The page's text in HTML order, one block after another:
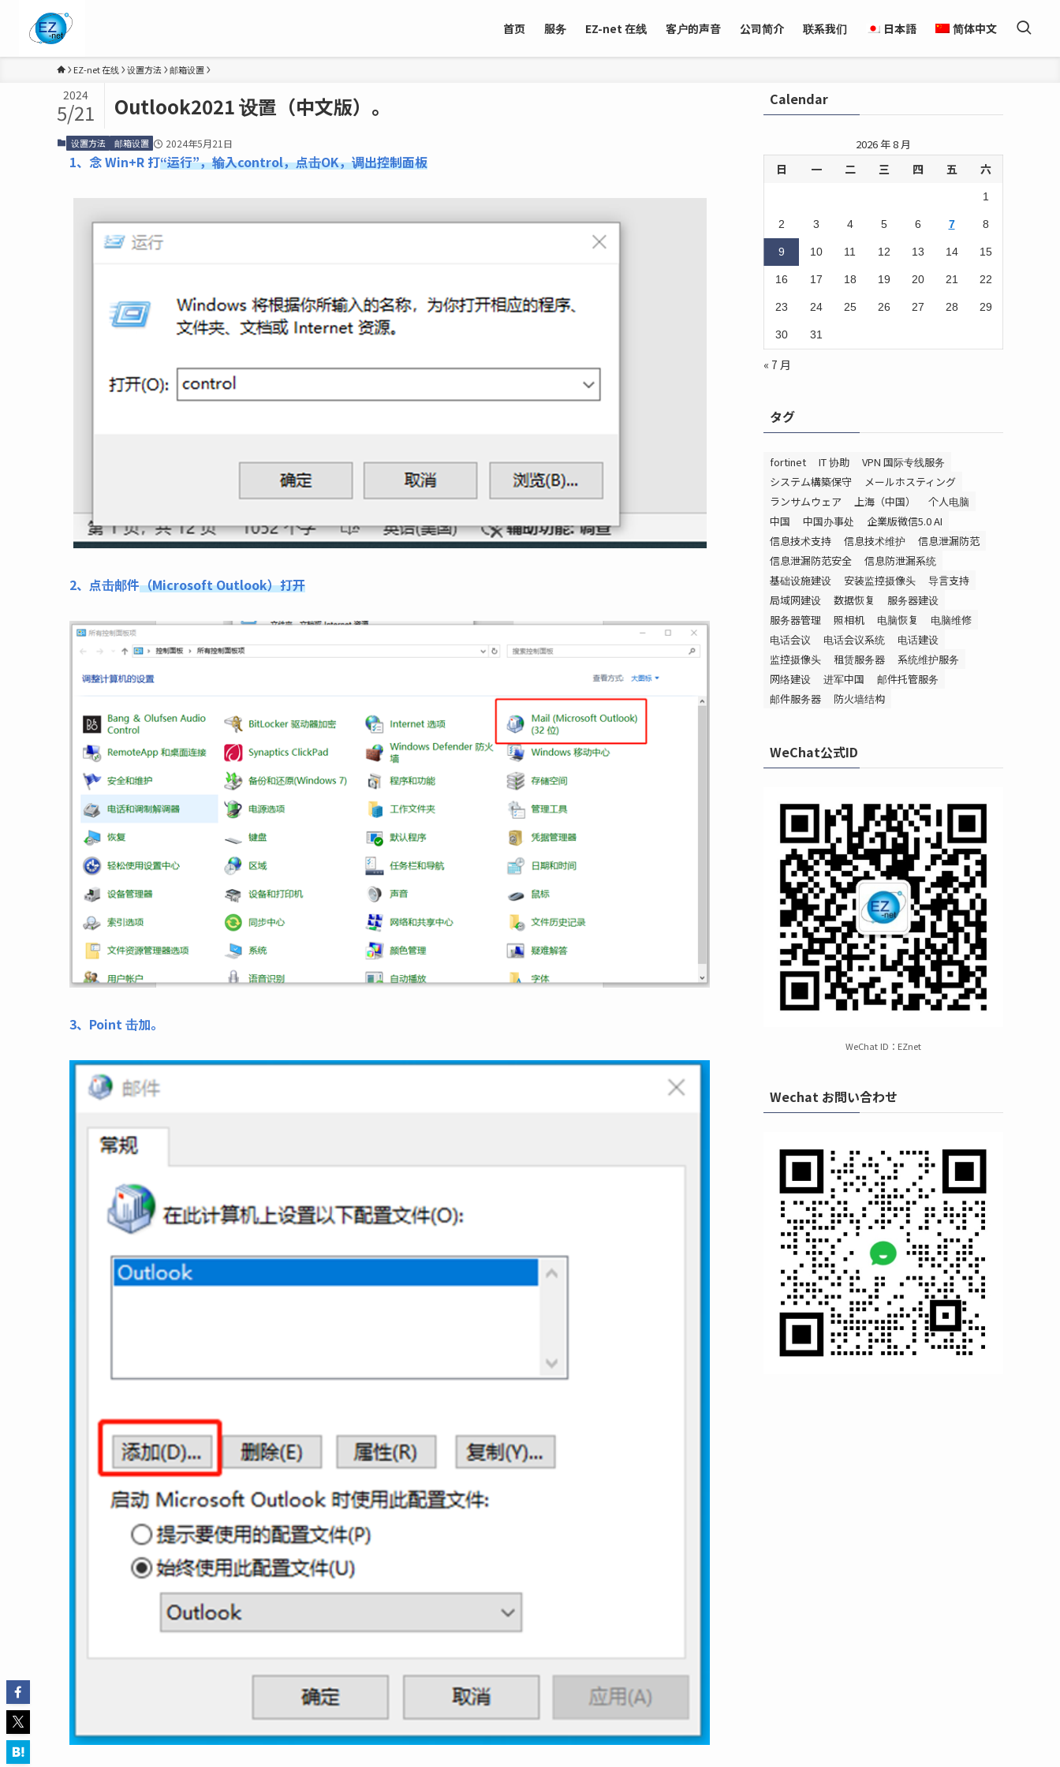
首页 服务 EZ-net 在线 客户的声音 公司简介 联系我们 日本語 简体中文
EZ-net 在线 设置方法 邮箱设置
Outlook2021 设置（中文版）。
2024
5/21
设置方法 邮箱设置 2024年5月21日
1、念 Win+R 打“运行”，输入control，点击OK，调出控制面板
2、点击邮件（Microsoft Outlook）打开
3、Point 击加。
Calendar
2026 年 8 月
日 一 二 三 四 五 六
1
2 3 4 5 6 7 8
9 10 11 12 13 14 15
16 17 18 19 20 21 22
23 24 25 26 27 28 29
30 31
« 7 月
タグ
fortinet IT 协助
VPN 国际专线服务
システム構築保守
メールホスティング
ランサムウェア
上海（中国）
个人电脑
中国
中国办事处
企業版微信5.0 AI
信息技术支持
信息技术维护
信息泄漏防范
信息泄漏防范安全
信息防泄漏系统
基础设施建设
安装监控摄像头
导言支持
局域网建设
数据恢复
服务器建设
服务器管理
照相机 电脑恢复
电脑维修
电话会议
电话会议系统
电话建设
监控摄像头
租赁服务器
系统维护服务
网络建设
进军中国
邮件托管服务
邮件服务器
防火墙结构
WeChat公式ID
WeChat ID：EZnet
Wechat お問い合わせ